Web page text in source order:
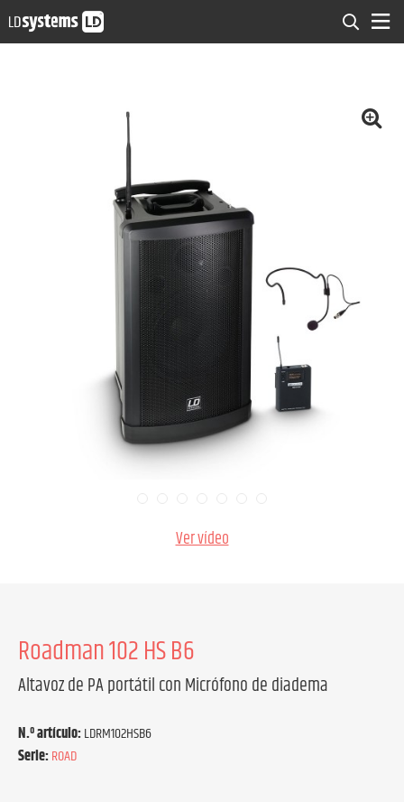
Ver vídeo
Roadman 102 HS B6
Altavoz de PA portátil con Micrófono de diadema
N.º artículo:LDRM102HSB6
Serie:ROAD